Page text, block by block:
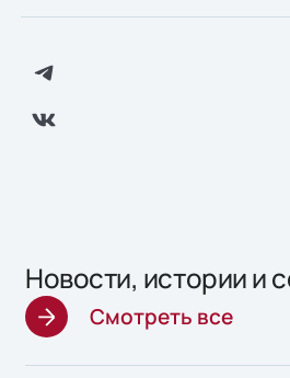
Новости, истории и
Смотреть все